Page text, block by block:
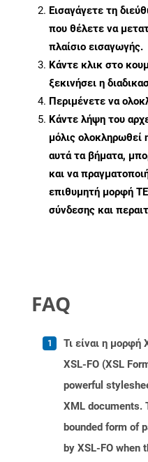
Εισαγάγετε τη
που θέλετε να
πλαίσιο εισαγωγής.
Κάντε κλικ στο
ξεκινήσει η
Περιμένετε να
Κάντε λήψη του
μόλις
αυτά τα βήματα,
και να
επιθυμητή μορφή
σύνδεσης και
FAQ
Τι είναι η μορφή
XSL-FO (XSL
powerful
XML documents.
bounded form of
by XSL-FO when